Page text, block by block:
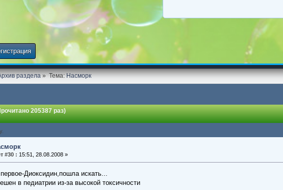
раздела» Тема:Насморк
205387 раз)
#30 : 15:51, 28.08.2008 »
Диоксидин,пошла искать...
в педиатрии из-за высокой токсичности